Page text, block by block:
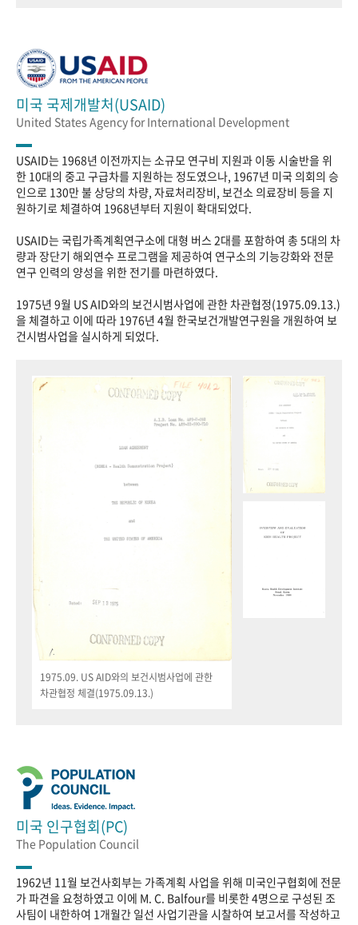
미국 국제개발처(USAID)
United States Agency for International Development
USAID는 1968년 이전까지는 소규모 연구비 지원과 이동 시술반을 위
한 10대의 중고 구급차를 지원하는 정도였으나, 1967년 미국 의회의 승
인으로 130만 불 상당의 차량, 자료처리장비, 보건소 의료장비 등을 지
원하기로 체결하여 1968년부터 지원이 확대되었다.
USAID는 국립가족계획연구소에 대형 버스 2대를 포함하여 총 5대의 차
량과 장단기 해외연수 프로그램을 제공하여 연구소의 기능강화와 전문
연구 인력의 양성을 위한 전기를 마련하였다.
1975년 9월 US AID와의 보건시범사업에 관한 차관협정(1975.09.13.)
을 체결하고 이에 따라 1976년 4월 한국보건개발연구원을 개원하여 보
건시범사업을 실시하게 되었다.
1975.09. US AID와의 보건시범사업에 관한
차관협정 체결(1975.09.13.)
미국 인구협회(PC)
The Population Council
1962년 11월 보건사회부는 가족계획 사업을 위해 미국인구협회에 전문
가 파견을 요청하였고 이에 M. C. Balfour를 비롯한 4명으로 구성된 조
사팀이 내한하여 1개월간 일선 사업기관을 시찰하여 보고서를 작성하고